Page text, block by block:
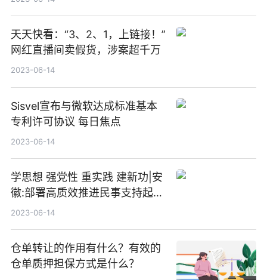
天天快看：“3、2、1，上链接！”
网红直播间卖假货，涉案超千万
2023-06-14
Sisvel宣布与微软达成标准基本
专利许可协议 每日焦点
2023-06-14
学思想 强党性 重实践 建新功|安
徽:部署高质效推进民事支持起诉
工作
2023-06-14
仓单转让的作用有什么？有效的
仓单质押担保方式是什么？